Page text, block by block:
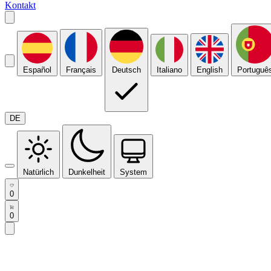
Kontakt
Español Français Deutsch Italiano English
DE
Natürlich Dunkelheit System
0
0